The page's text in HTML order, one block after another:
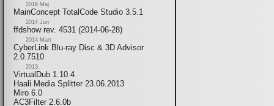
2016 Maj
MainConcept TotalCode Studio 3.5.1
2014 Jun
ffdshow rev. 4531 (2014-06-28)
2014 Mart
CyberLink Blu-ray Disc & 3D Advisor
2.0.7510
2013.
VirtualDub 1.10.4
Haali Media Splitter 23.06.2013
Miro 6.0
AC3Filter 2.6.0b